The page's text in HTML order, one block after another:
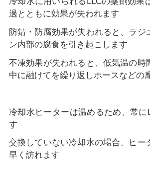
過とともに効果が失われます
防錆・防腐効果が失われると、ラジ
ン内部の腐食を引き起こします
不凍効果が失われると、低気温の時
中に融けてを繰り返しホースなどの
冷却水ヒーターは温めるため、常に
す
交換していない冷却水の場合、ヒー
早く訪れます